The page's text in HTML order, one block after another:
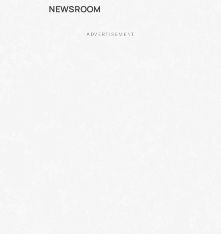
NEWSROOM
ADVERTISEMENT